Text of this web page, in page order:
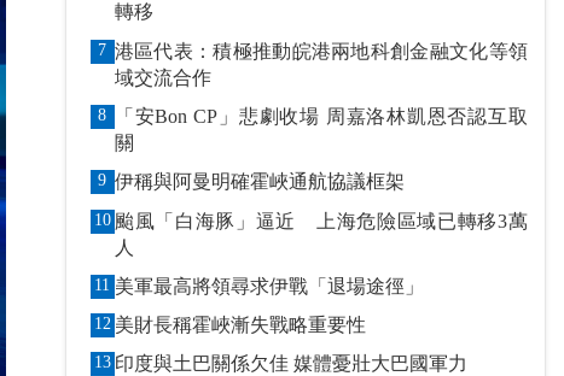
轉移
7 港區代表：積極推動皖港兩地科創金融文化等領
域交流合作
8
「安Bon CP」悲劇收場 周嘉洛林凱恩否認互取
關
9 伊稱與阿曼明確霍峽通航協議框架
10 颱風「白海豚」逼近 上海危險區域已轉移3萬
人
11 美軍最高將領尋求伊戰「退場途徑」
12 美財長稱霍峽漸失戰略重要性
13 印度與土巴關係欠佳 媒體憂壯大巴國軍力